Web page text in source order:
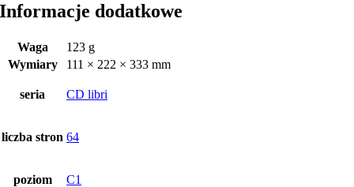
Informacje dodatkowe
Waga
123 g
Wymiary
111 × 222 × 333 mm
seria CD libri
liczba stron 64
poziom C1